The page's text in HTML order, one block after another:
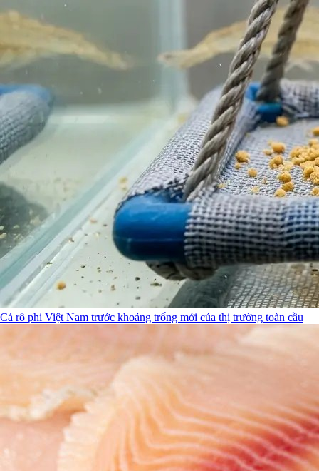
Cá rô phi Việt Nam trước khoảng trống mới của thị trường toàn cầu